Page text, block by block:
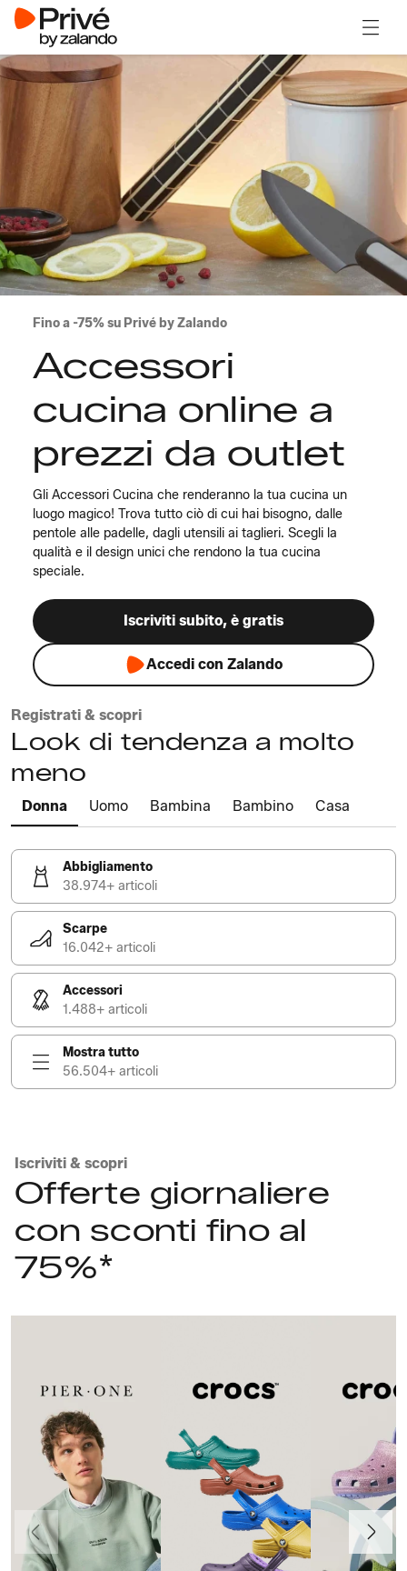
Fino a -75% su Privé by Zalando
Accessori
cucina online a
prezzi da outlet
Gli Accessori Cucina che renderanno la tua cucina un
luogo magico! Trova tutto ciò di cui hai bisogno, dalle
pentole alle padelle, dagli utensili ai taglieri. Scegli la
qualità e il design unici che rendono la tua cucina
speciale.
Iscriviti subito, è gratis
Accedi con Zalando
Registrati & scopri
Look di tendenza a molto
meno
Donna Uomo Bambina Bambino Casa
Abbigliamento
38.974+ articoli
Scarpe
16.042+ articoli
Accessori
1.488+ articoli
Mostra tutto
56.504+ articoli
Iscriviti & scopri
Offerte giornaliere
con sconti fino al
75%*
Precedente Avanti